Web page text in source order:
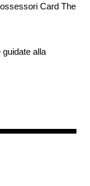
Card The
alla